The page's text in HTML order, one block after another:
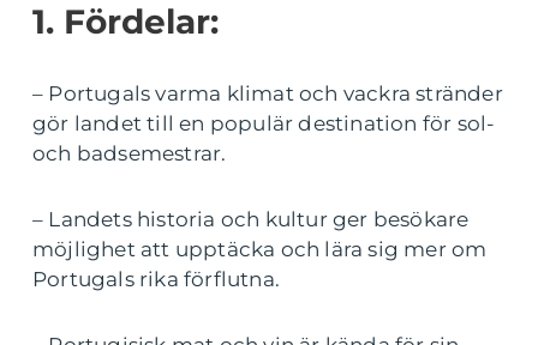
1. Fördelar:
– Portugals varma klimat och vackra stränder
gör landet till en populär destination för sol-
och badsemestrar.
– Landets historia och kultur ger besökare
möjlighet att upptäcka och lära sig mer om
Portugals rika förflutna.